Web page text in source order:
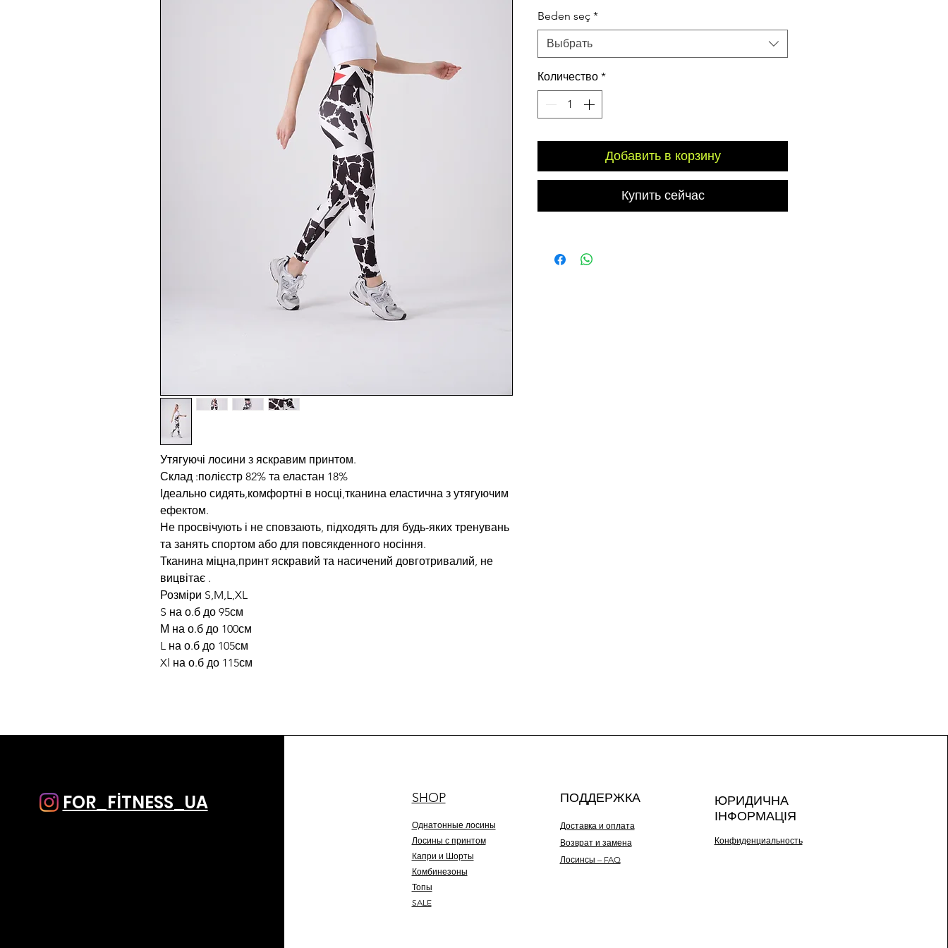
Утягуючі лосини з яскравим принтом.
Склад :полієстр 82% та еластан 18%
Ідеально сидять,комфортні в носці,тканина еластична з утягуючим
ефектом.
Не просвічують і не сповзають, підходять для будь-яких тренувань
та занять спортом або для повсякденного носіння.
Тканина міцна,принт яскравий та насичений довготривалий, не
вицвітає .
Розміри S,M,L,XL
S на о.б до 95см
М на о.б до 100см
L на о.б до 105см
Xl на о.б до 115см
Beden seç *
Выбрать
Количество *
Добавить в корзину
Купить сейчас
FOR_FİTNESS_UA SHOP
Однатонные лосины
Лосины с принтом
Капри и Шорты
Комбинезоны
Топы
SALE
ПОДДЕРЖКА
Доставка и оплата
Возврат и замена
Лосинсы – FAQ
ЮРИДИЧНА
ІНФОРМАЦІЯ
Конфиденциальность